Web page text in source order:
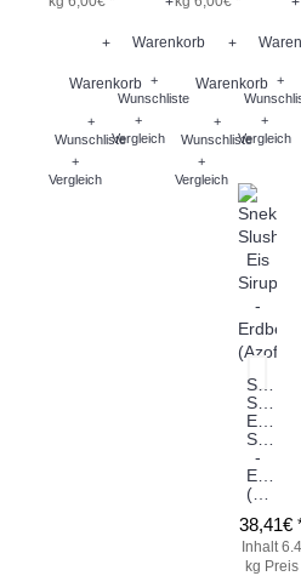
+
Warenkorb
+
Wunschliste
+
Vergleich
Warenkorb
+
Wunschliste
+
Vergleich
+
Warenkorb
+
Wunschliste
+
Vergleich
+
+
Vergleich
Sneky
Slush
Eis
Sirup
-
38,41€
Inhalt 6.4
kg Preis